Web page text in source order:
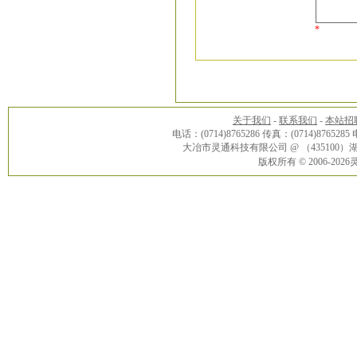
*
关于我们 - 联系我们 - 本站招
电话：(0714)8765286 传真：(0714)8765285
大冶市灵通科技有限公司 @ （435100
版权所有 © 2006-2026